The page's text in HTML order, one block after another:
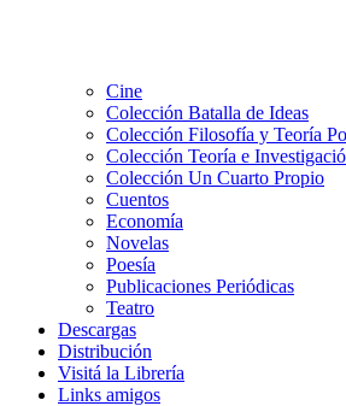
Cine
Colección Batalla de Ideas
Colección Filosofía y Teoría
Colección Teoría e
Colección Un Cuarto Propio
Cuentos
Economía
Novelas
Poesía
Publicaciones Periódicas
Teatro
Descargas
Distribución
Visitá la Librería
Links amigos